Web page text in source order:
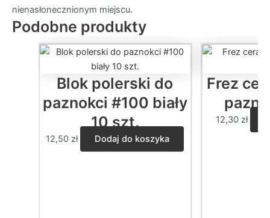
nienasłonecznionym miejscu.
Podobne produkty
Blok polerski do
paznokci #100 biały
10 szt.
12,50 zł Dodaj do koszyka
Frez
12,30 zł